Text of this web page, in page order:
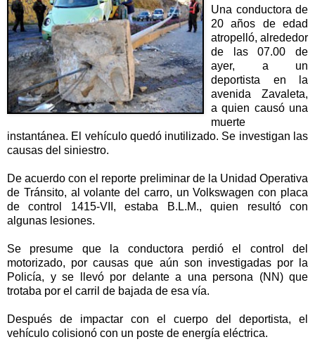
Una conductora de
20 años de edad
atropelló, alrededor
de las 07.00 de
ayer, a un
deportista en la
avenida Zavaleta,
a quien causó una
muerte
instantánea. El vehículo quedó inutilizado. Se investigan las
causas del siniestro.
De acuerdo con el reporte preliminar de la Unidad Operativa
de Tránsito, al volante del carro, un Volkswagen con placa
de control 1415-VII, estaba B.L.M., quien resultó con
algunas lesiones.
Se presume que la conductora perdió el control del
motorizado, por causas que aún son investigadas por la
Policía, y se llevó por delante a una persona (NN) que
trotaba por el carril de bajada de esa vía.
Después de impactar con el cuerpo del deportista, el
vehículo colisionó con un poste de energía eléctrica.